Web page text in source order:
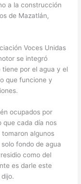
a la construcción
de Mazatlán,
Voces Unidas
se integró
por el agua y el
que funcione y
ocupados por
que cada día nos
algunos
fondo de agua
como del
es darle este